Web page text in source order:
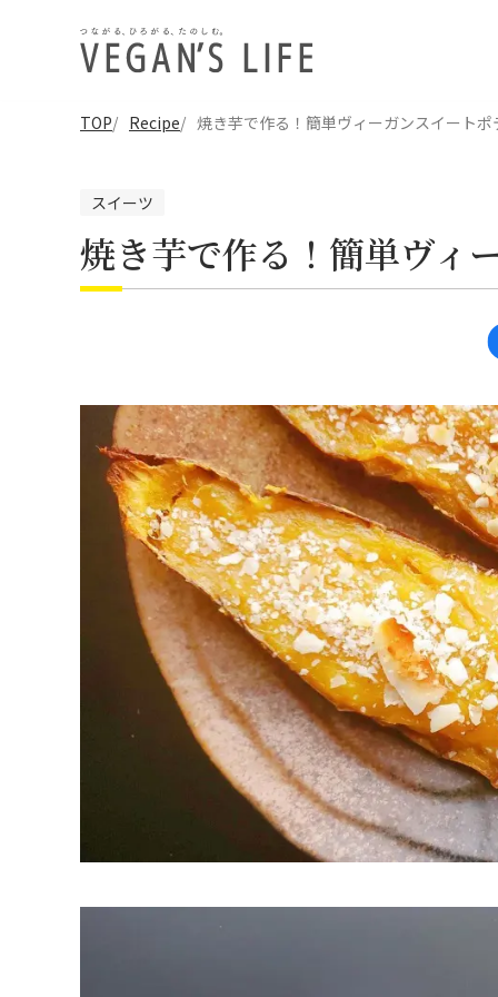
TOP Recipe 焼き芋で作る！簡単ヴィーガンスイートポ
スイーツ
焼き芋で作る！簡単ヴィ